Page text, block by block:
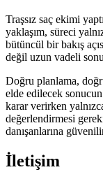
Traşsız saç ekimi
yaklaşım, süreci
bütüncül bir bakış
değil uzun vadeli
Doğru planlama,
elde edilecek
karar verirken
değerlendirmesi
danışanlarına
İletişim